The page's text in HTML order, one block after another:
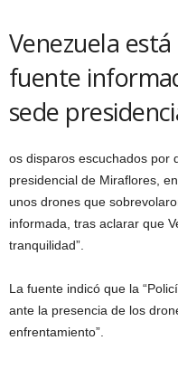
Venezuela
fuente
sede
os disparos escuchados por
presidencial de Miraflores,
unos drones que
informada, tras aclarar que
tranquilidad”.
La fuente indicó que la
ante la presencia de los
enfrentamiento”.